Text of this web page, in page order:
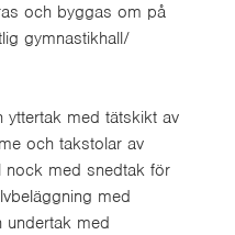
och byggas om på
gymnastikhall/
yttertak med tätskikt av
och takstolar av
nock med snedtak för
med
undertak med